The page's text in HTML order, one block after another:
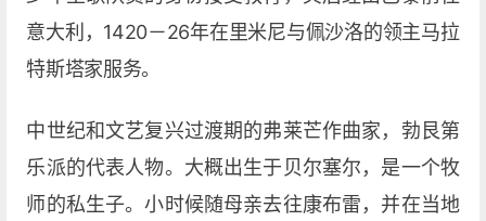
意大利，1420－26年在里米尼与佩沙洛的领主马拉
特斯塔家服务。
中世纪和文艺复兴过渡期的弗莱芒作曲家，勃艮第
乐派的代表人物。大概出生于贝尔塞尔，是一个牧
师的私生子。小时候随母亲去往康布雷，并在当地